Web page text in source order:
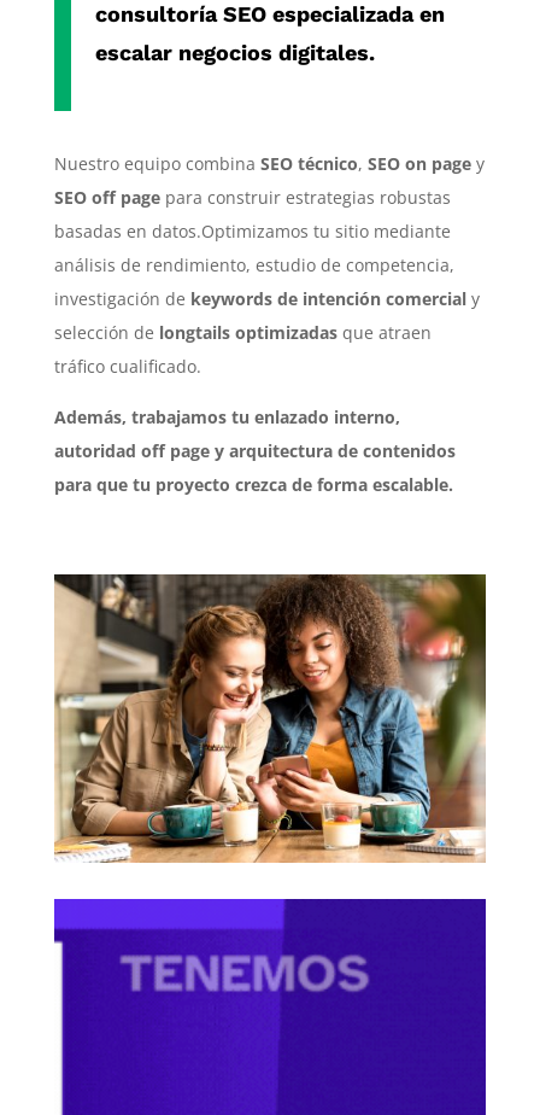
consultoría SEO especializadaen
escalar negocios digitales.
Nuestro equipo combina SEO técnico, SEO on pagey
SEO off pagepara construir estrategias robustas
basadas en datos.Optimizamos tu sitio mediante
análisis de rendimiento, estudio de competencia,
investigación de keywords de intención comercialy
selección de longtails optimizadasque atraen
tráfico cualificado.
Además, trabajamos tu enlazado interno,
autoridad off page y arquitectura de contenidos
para que tu proyecto crezca de forma escalable.